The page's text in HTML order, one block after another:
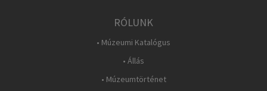
RÓLUNK
• Múzeumi Katalógus
• Állás
• Múzeumtörténet